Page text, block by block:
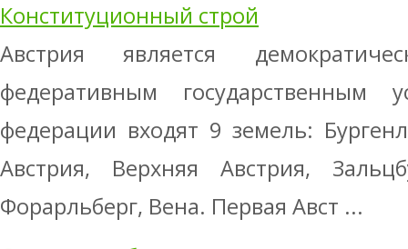
Конституционный строй
Австрия является
федеративным государственным
федерации входят 9 земель:
Австрия, Верхняя Австрия,
Форарльберг, Вена. Первая Авст ...